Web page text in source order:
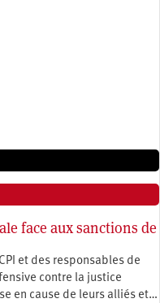
face aux sanctions de
et des responsables de
contre la justice
en cause de leurs alliés et…